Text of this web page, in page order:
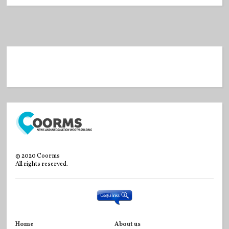
©2020Coorms
All rights reserved.
Home About us